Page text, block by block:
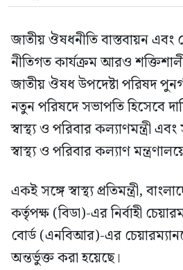
জাতীয় ঔষধনীতি বাস্তবায়ন
নীতিগত কার্যক্রম আরও
জাতীয় ঔষধ উপদেষ্টা পরিষদ
নতুন পরিষদে সভাপতি হিসেবে
স্বাস্থ্য ও পরিবার কল্যাণমন্ত্রী
স্বাস্থ্য ও পরিবার কল্যাণ
একই সঙ্গে স্বাস্থ্য প্রতিমন্ত্রী,
কর্তৃপক্ষ (বিডা)-এর নির্বাহী
বোর্ড (এনবিআর)-এর
অন্তর্ভুক্ত করা হয়েছে।